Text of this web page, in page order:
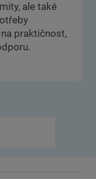
ale také
praktičnost,